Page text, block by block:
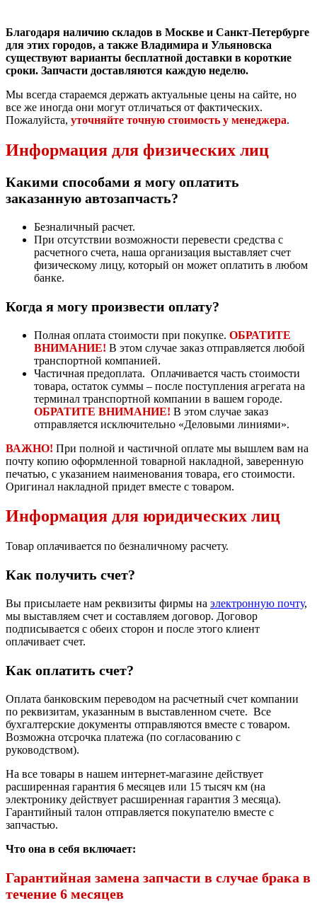
Благодаря наличию складов в Москве и Санкт-Петербурге
для этих городов, а также Владимира и Ульяновска
существуют варианты бесплатной доставки в короткие
сроки. Запчасти доставляются каждую неделю.
Мы всегда стараемся держать актуальные цены на сайте, но
все же иногда они могут отличаться от фактических.
Пожалуйста, уточняйте точную стоимость у менеджера.
Информация для физических лиц
Какими способами я могу оплатить
заказанную автозапчасть?
Безналичный расчет.
При отсутствии возможности перевести средства с
расчетного счета, наша организация выставляет счет
физическому лицу, который он может оплатить в любом
банке.
Когда я могу произвести оплату?
Полная оплата стоимости при покупке. ОБРАТИТЕ
ВНИМАНИЕ! В этом случае заказ отправляется любой
транспортной компанией.
Частичная предоплата. Оплачивается часть стоимости
товара, остаток суммы – после поступления агрегата на
терминал транспортной компании в вашем городе.
ОБРАТИТЕ ВНИМАНИЕ! В этом случае заказ
отправляется исключительно «Деловыми линиями».
ВАЖНО! При полной и частичной оплате мы вышлем вам на
почту копию оформленной товарной накладной, заверенную
печатью, с указанием наименования товара, его стоимости.
Оригинал накладной придет вместе с товаром.
Информация для юридических лиц
Товар оплачивается по безналичному расчету.
Как получить счет?
Вы присылаете нам реквизиты фирмы на электронную почту,
мы выставляем счет и составляем договор. Договор
подписывается с обеих сторон и после этого клиент
оплачивает счет.
Как оплатить счет?
Оплата банковским переводом на расчетный счет компании
по реквизитам, указанным в выставленном счете. Все
бухгалтерские документы отправляются вместе с товаром.
Возможна отсрочка платежа (по согласованию с
руководством).
На все товары в нашем интернет-магазине действует
расширенная гарантия 6 месяцев или 15 тысяч км (на
электронику действует расширенная гарантия 3 месяца).
Гарантийный талон отправляется покупателю вместе с
запчастью.
Что она в себя включает:
Гарантийная замена запчасти в случае брака в
течение 6 месяцев